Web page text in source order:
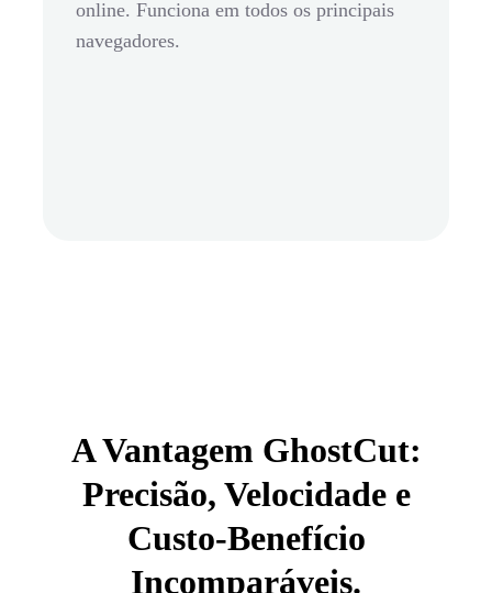
online. Funciona em todos os principais
navegadores.
A Vantagem GhostCut:
Precisão, Velocidade e
Custo-Benefício
Incomparáveis.